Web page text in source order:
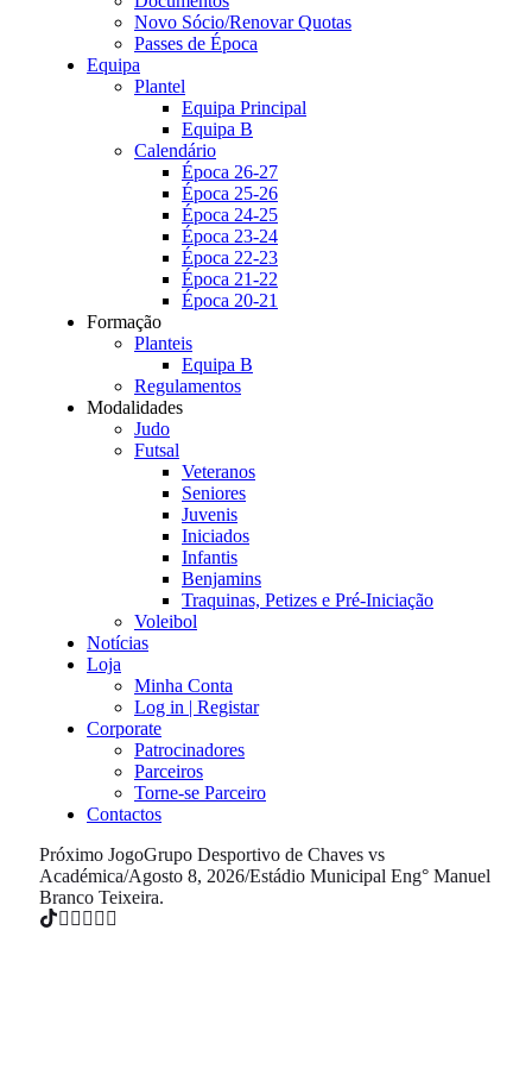
Novo Sócio/Renovar Quotas
Passes de Época
Equipa
Plantel
Equipa Principal
Equipa B
Calendário
Época 26-27
Época 25-26
Época 24-25
Época 23-24
Época 22-23
Época 21-22
Época 20-21
Formação
Planteis
Equipa B
Regulamentos
Modalidades
Judo
Futsal
Veteranos
Seniores
Juvenis
Iniciados
Infantis
Benjamins
Traquinas, Petizes e Pré-Iniciação
Voleibol
Notícias
Loja
Minha Conta
Log in | Registar
Corporate
Patrocinadores
Parceiros
Torne-se Parceiro
Contactos
Próximo JogoGrupo Desportivo de Chaves vs
Académica/Agosto 8, 2026/Estádio Municipal Eng° Manuel
Branco Teixeira.